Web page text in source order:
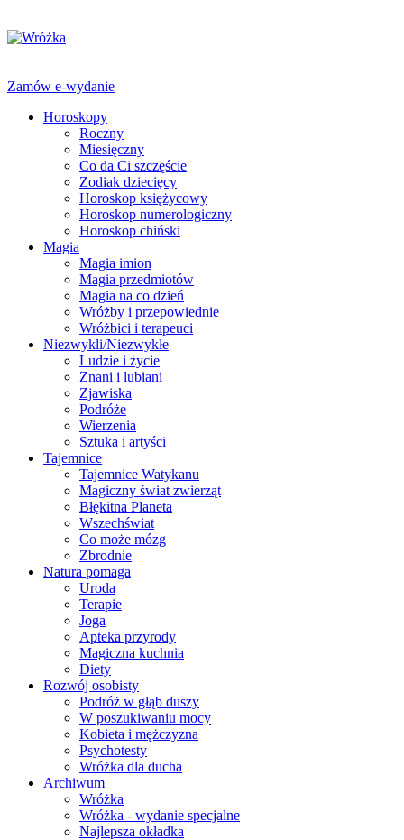
Zamów e-wydanie
Horoskopy
Roczny
Miesięczny
Co da Ci szczęście
Zodiak dziecięcy
Horoskop księżycowy
Horoskop numerologiczny
Horoskop chiński
Magia
Magia imion
Magia przedmiotów
Magia na co dzień
Wróżby i przepowiednie
Wróżbici i terapeuci
Niezwykli/Niezwykłe
Ludzie i życie
Znani i lubiani
Zjawiska
Podróże
Wierzenia
Sztuka i artyści
Tajemnice
Tajemnice Watykanu
Magiczny świat zwierząt
Błękitna Planeta
Wszechświat
Co może mózg
Zbrodnie
Natura pomaga
Uroda
Terapie
Joga
Apteka przyrody
Magiczna kuchnia
Diety
Rozwój osobisty
Podróż w głąb duszy
W poszukiwaniu mocy
Kobieta i mężczyzna
Psychotesty
Wróżka dla ducha
Archiwum
Wróżka
Wróżka - wydanie specjalne
Najlepsza okładka